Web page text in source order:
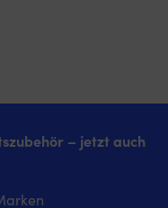
– jetzt auch